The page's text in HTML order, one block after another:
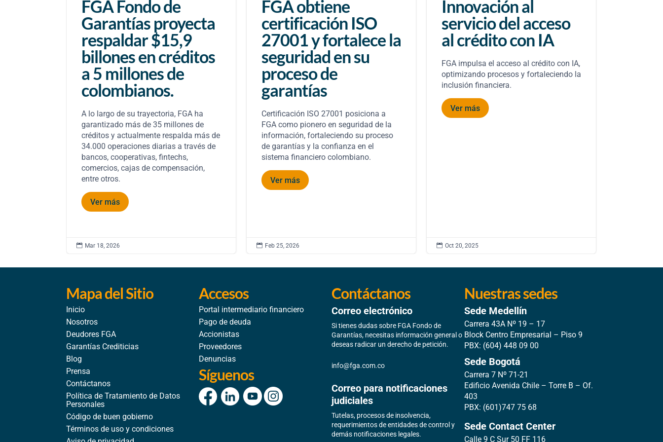
FGA Fondo de
Garantías proyecta
respaldar $15,9
billones en créditos
a 5 millones de
colombianos.
A lo largo de su trayectoria, FGA ha
garantizado más de 35 millones de
créditos y actualmente respalda más de
34.000 operaciones diarias a través de
bancos, cooperativas, fintechs,
comercios, cajas de compensación,
entre otros.
Ver más
 Mar 18, 2026
FGA obtiene
certificación ISO
27001 y fortalece la
seguridad en su
proceso de
garantías
Certificación ISO 27001 posiciona a
FGA como pionero en seguridad de la
información, fortaleciendo su proceso
de garantías y la confianza en el
sistema financiero colombiano.
Ver más
 Feb 25, 2026
Innovación al
servicio del acceso
al crédito con IA
FGA impulsa el acceso al crédito con IA,
optimizando procesos y fortaleciendo la
inclusión financiera.
Ver más
 Oct 20, 2025
Mapa del Sitio
Inicio
Nosotros
Deudores FGA
Garantías Crediticias
Blog
Prensa
Contáctanos
Política de Tratamiento de Datos
Personales
Código de buen gobierno
Términos de uso y condiciones
Accesos
Portal intermediario financiero
Pago de deuda
Accionistas
Proveedores
Denuncias
Síguenos
Contáctanos
Correo electrónico
Si tienes dudas sobre FGA Fondo de
Garantías, necesitas información general o
deseas radicar un derecho de petición.
info@fga.com.co
Correo para notificaciones
judiciales
Tutelas, procesos de insolvencia,
requerimientos de entidades de control y
demás notificaciones legales.
Nuestras sedes
Sede Medellín
Carrera 43A Nº 19 – 17
Block Centro Empresarial – Piso 9
PBX: (604) 448 09 00
Sede Bogotá
Carrera 7 Nº 71-21
Edificio Avenida Chile – Torre B – Of.
403
PBX: (601)747 75 68
Sede Contact Center
Calle 9 C Sur 50 FF 116